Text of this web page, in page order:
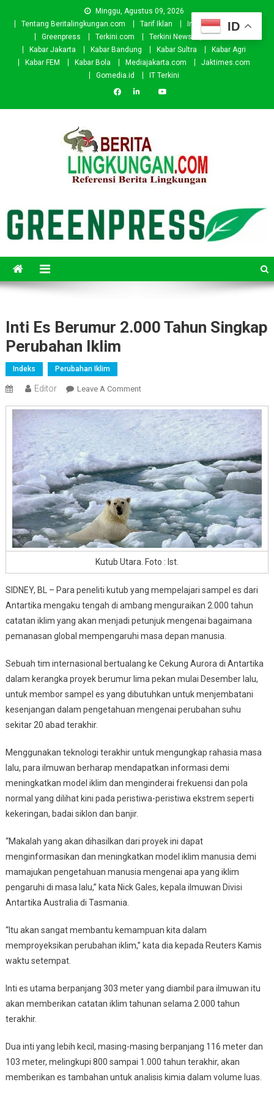
Minggu, Agustus 09, 2026
Tentang Beritalingkungan.com
Tarif Iklan Investor
Donasi
Greenpress
Terkini.com Terkini News
Kabar.id
Kabar Jakarta
Kabar Bandung Kabar Sultra
Kabar Agri
Kabar FEM
Kabar Bola Mediajakarta.com
Jaktimes.com
Gomedia.id
IT Terkini
Inti Es Berumur 2.000 Tahun Singkap
Perubahan Iklim
Indeks Perubahan Iklim
Editor Leave A CommentOn
Es
Berumur
2.000
Tahun
Singkap
Perubahan
Iklim
Kutub Utara. Foto : Ist.
SIDNEY, BL – Para peneliti kutub yang mempelajari sampel es dari
Antartika mengaku tengah di ambang menguraikan 2.000 tahun
catatan iklim yang akan menjadi petunjuk mengenai bagaimana
pemanasan global mempengaruhi masa depan manusia.
Sebuah tim internasional bertualang ke Cekung Aurora di Antartika
dalam kerangka proyek berumur lima pekan mulai Desember lalu,
untuk membor sampel es yang dibutuhkan untuk menjembatani
kesenjangan dalam pengetahuan mengenai perubahan suhu
sekitar 20 abad terakhir.
Menggunakan teknologi terakhir untuk mengungkap rahasia masa
lalu, para ilmuwan berharap mendapatkan informasi demi
meningkatkan model iklim dan menginderai frekuensi dan pola
normal yang dilihat kini pada peristiwa-peristiwa ekstrem seperti
kekeringan, badai siklon dan banjir.
“Makalah yang akan dihasilkan dari proyek ini dapat
menginformasikan dan meningkatkan model iklim manusia demi
mamajukan pengetahuan manusia mengenai apa yang iklim
pengaruhi di masa lalu,” kata Nick Gales, kepala ilmuwan Divisi
Antartika Australia di Tasmania.
“Itu akan sangat membantu kemampuan kita dalam
memproyeksikan perubahan iklim,” kata dia kepada Reuters Kamis
waktu setempat.
Inti es utama berpanjang 303 meter yang diambil para ilmuwan itu
akan memberikan catatan iklim tahunan selama 2.000 tahun
terakhir.
Dua inti yang lebih kecil, masing-masing berpanjang 116 meter dan
103 meter, melingkupi 800 sampai 1.000 tahun terakhir, akan
memberikan es tambahan untuk analisis kimia dalam volume luas.
ID